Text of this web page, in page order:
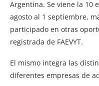
Argentina. Se viene la 10
agosto al 1 septiembre,
participado en otras
registrada de FAEVYT.
El mismo integra las
diferentes empresas de